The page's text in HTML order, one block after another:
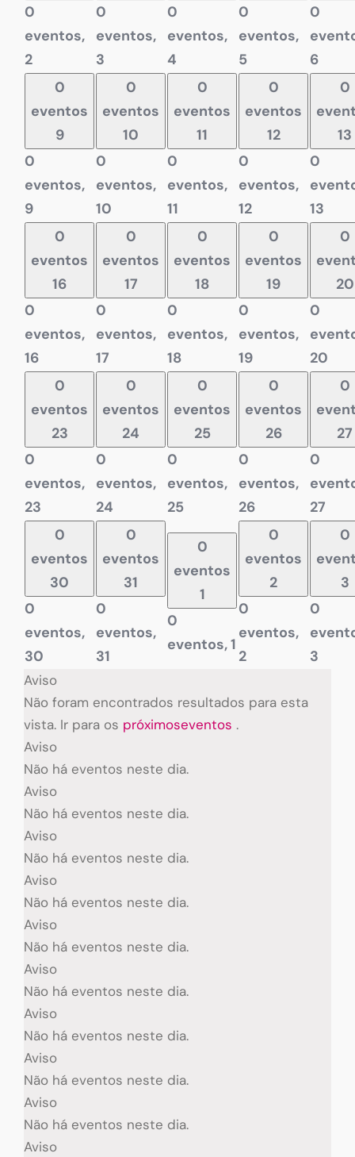
0
eventos,
2
0
eventos,
3
0
eventos,
4
0
eventos,
5
0
6
0
eventos
9
0
eventos,
9
0
eventos
10
0
eventos,
10
0
eventos
11
0
eventos,
11
0
eventos
12
0
eventos,
12
0
13
0
13
0
eventos
16
0
eventos,
16
0
eventos
17
0
eventos,
17
0
eventos
18
0
eventos,
18
0
eventos
19
0
eventos,
19
0
20
0
20
0
eventos
23
0
eventos,
23
0
eventos
24
0
eventos,
24
0
eventos
25
0
eventos,
25
0
eventos
26
0
eventos,
26
0
27
0
27
0
eventos
30
0
eventos,
30
0
eventos
31
0
eventos,
31
0
eventos
1
0
eventos,1
0
eventos
2
0
eventos,
2
0
3
0
3
Aviso
Não foram encontrados resultados para esta
vista. Ir para os próximoseventos .
Aviso
Não há eventos neste dia.
Aviso
Não há eventos neste dia.
Aviso
Não há eventos neste dia.
Aviso
Não há eventos neste dia.
Aviso
Não há eventos neste dia.
Aviso
Não há eventos neste dia.
Aviso
Não há eventos neste dia.
Aviso
Não há eventos neste dia.
Aviso
Não há eventos neste dia.
Aviso